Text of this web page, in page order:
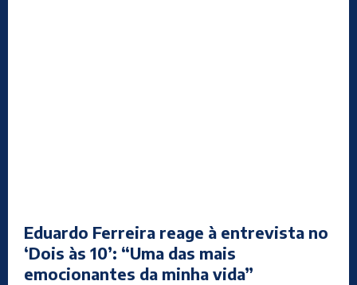
Eduardo Ferreira reage à entrevista no
‘Dois às 10’: “Uma das mais
emocionantes da minha vida”